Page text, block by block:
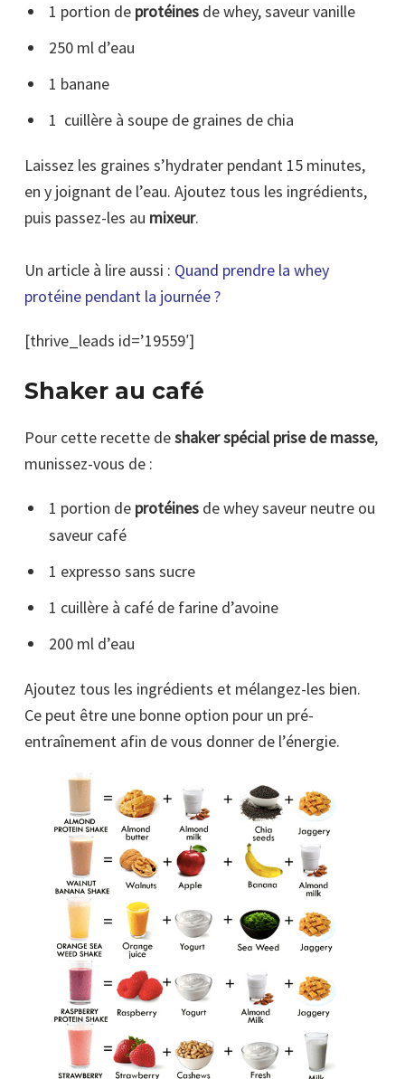
1 portion de protéines de whey, saveur vanille
250 ml d’eau
1 banane
1 cuillère à soupe de graines de chia
Laissez les graines s’hydrater pendant 15 minutes,
en y joignant de l’eau. Ajoutez tous les ingrédients,
puis passez-les au mixeur.
Un article à lire aussi : Quand prendre la whey
protéine pendant la journée ?
[thrive_leads id=’19559′]
Shaker au café
Pour cette recette deshaker spécial prise de masse,
munissez-vous de :
1 portion de protéines de whey saveur neutre ou
saveur café
1 expresso sans sucre
1 cuillère à café de farine d’avoine
200 ml d’eau
Ajoutez tous les ingrédients et mélangez-les bien.
Ce peut être une bonne option pour un pré-
entraînement afin de vous donner de l’énergie.